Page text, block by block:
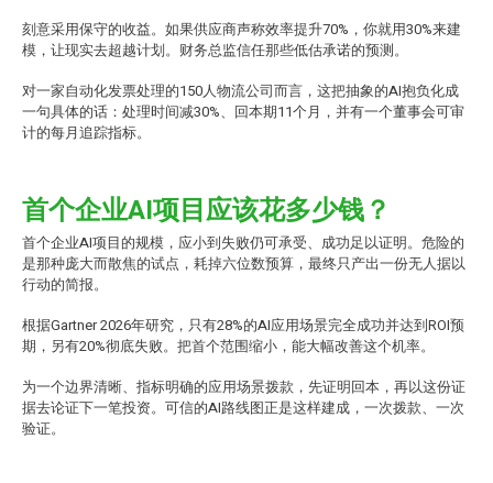
刻意采用保守的收益。如果供应商声称效率提升70%，你就用30%来建
模，让现实去超越计划。财务总监信任那些低估承诺的预测。
对一家自动化发票处理的150人物流公司而言，这把抽象的AI抱负化成
一句具体的话：处理时间减30%、回本期11个月，并有一个董事会可审
计的每月追踪指标。
首个企业AI项目应该花多少钱？
首个企业AI项目的规模，应小到失败仍可承受、成功足以证明。危险的
是那种庞大而散焦的试点，耗掉六位数预算，最终只产出一份无人据以
行动的简报。
根据Gartner 2026年研究，只有28%的AI应用场景完全成功并达到ROI预
期，另有20%彻底失败。把首个范围缩小，能大幅改善这个机率。
为一个边界清晰、指标明确的应用场景拨款，先证明回本，再以这份证
据去论证下一笔投资。可信的AI路线图正是这样建成，一次拨款、一次
验证。